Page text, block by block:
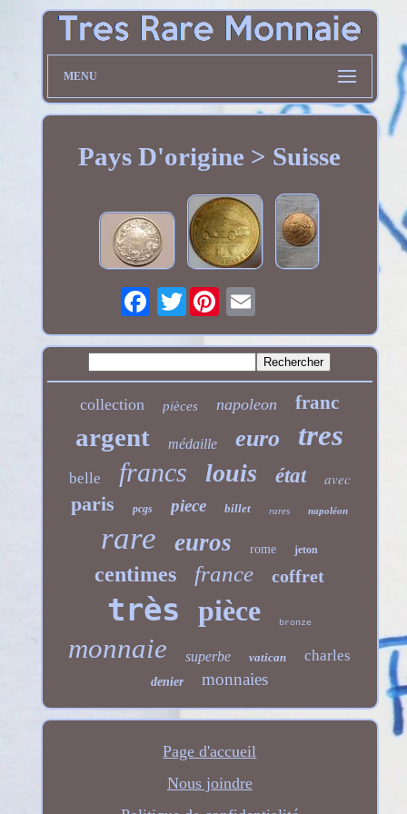
MENU
Pays D'origine > Suisse
Twitter
collection pièces napoleon franc
argent médaille euro tres
belle francs louis état avec
paris pcgs piece billet rares napoléon
rare euros rome jeton
centimes france coffret
très pièce bronze
monnaie superbe vatican charles
denier monnaies
Page d'accueil
Nous joindre